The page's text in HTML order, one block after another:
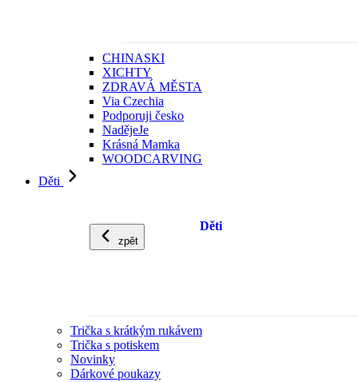
CHINASKI
XICHTY
ZDRAVÁ MĚSTA
Via Czechia
Podporuji česko
NadějeJe
Krásná Mamka
WOODCARVING
Děti
zpět
Děti
Trička s krátkým rukávem
Trička s potiskem
Novinky
Dárkové poukazy